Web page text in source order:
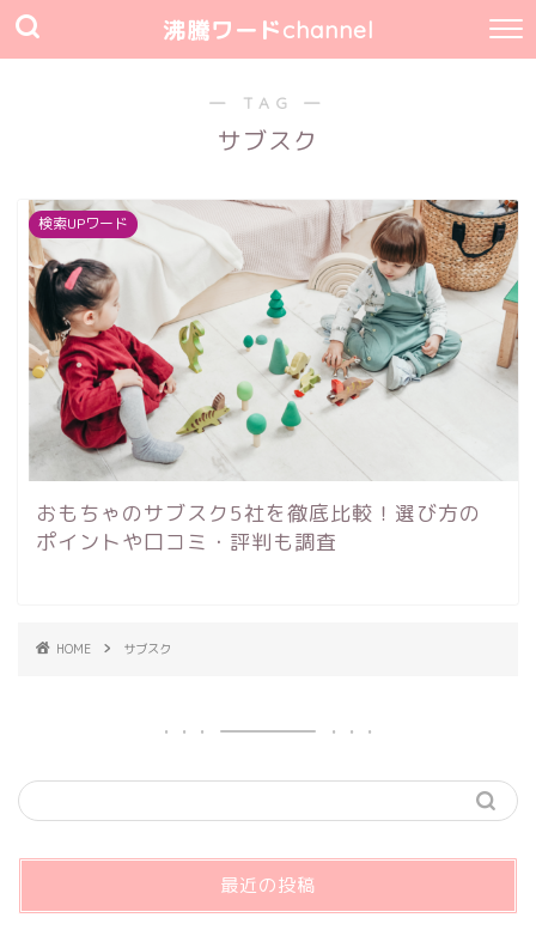
沸騰ワードchannel
― TAG ―
サブスク
検索UPワード
おもちゃのサブスク5社を徹底比較！選び方の
ポイントや口コミ・評判も調査
HOME サブスク
最近の投稿